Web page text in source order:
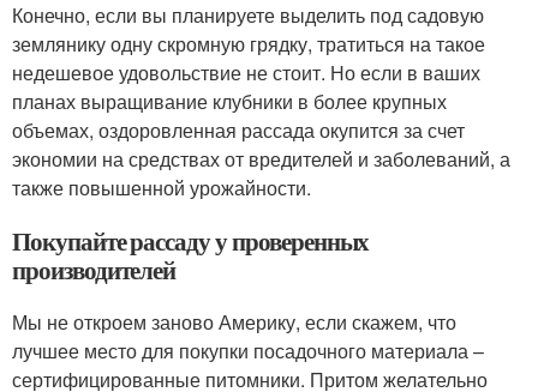
Конечно, если вы планируете выделить под садовую
землянику одну скромную грядку, тратиться на такое
недешевое удовольствие не стоит. Но если в ваших
планах выращивание клубники в более крупных
объемах, оздоровленная рассада окупится за счет
экономии на средствах от вредителей и заболеваний, а
также повышенной урожайности.
Покупайте рассаду у проверенных
производителей
Мы не откроем заново Америку, если скажем, что
лучшее место для покупки посадочного материала –
сертифицированные питомники. Притом желательно